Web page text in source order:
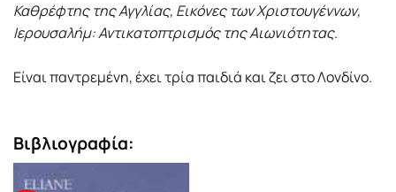
Καθρέφτης της Αγγλίας, Εικόνες των Χριστουγέννων,
Ιερουσαλήμ: Αντικατοπτρισμός της Αιωνιότητας.
Είναι παντρεμένη, έχει τρία παιδιά και ζει στο Λονδίνο.
Βιβλιογραφία: